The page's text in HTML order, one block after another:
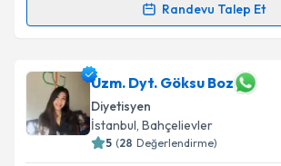
Randevu Talep Et
Randevu Takvimi Talebi
Dyt. Begüm KURANiçin randevu
oluşturun. Size bu uzmandan randevu
takvim hazırlandığında e-posta ile
E-posta Adresiniz
Uzm. Dyt. Göksu Boz
Diyetisyen
İstanbul, Bahçelievler
5 (28 Değerlendirme)